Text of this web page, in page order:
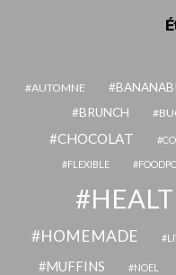
AUTOMNE
BRUNCH
CHOCOLAT
FLEXIBLE
HOMEMADE
MUFFINS NOEL